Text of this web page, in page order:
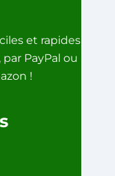
et rapides
PayPal ou
!